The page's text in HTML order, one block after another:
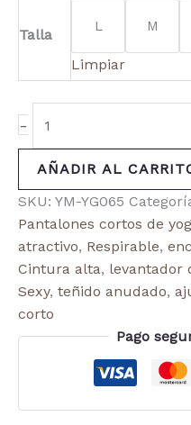
Talla
L M
Limpiar
-
AÑADIR AL
SKU: YM-YG065
Pantalones cortos de
atractivo, Respirable,
Cintura alta, levantador
Sexy, teñido anudado,
corto
Pago